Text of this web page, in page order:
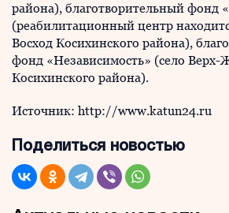
района), благотворительный фонд
(реабилитационный центр
Восход Косихинского района),
фонд «Независимость» (село
Косихинского района).
Источник: http://www.katun24.ru
Поделиться новостью